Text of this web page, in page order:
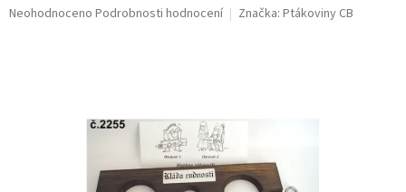
Průměrné
Neohodnoceno Podrobnosti hodnocení Značka: Ptákoviny CB